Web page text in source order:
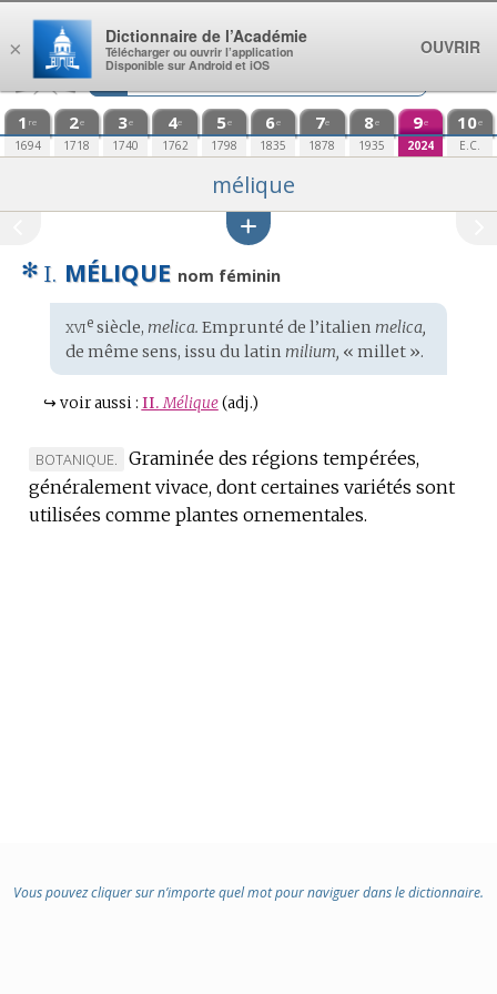
Aller au contenu
1 re
1694
2e
1718
3e
1740
4e
1762
5e
1798
6e
1835
7e
1878
8e
1935
9e
2024
10e
E.C.
mélique
✻ I. MÉLIQUE nom féminin
Étymologie
:
xviesiècle, melica. Emprunté de l’italien melica,
de même sens, issu du latin milium, « millet ».
↪ voir aussi : II.Mélique (adj.)
MARQUE
DE
DOMAINE
BOTANIQUE.
Graminée des régions tempérées,
généralement vivace, dont certaines variétés sont
utilisées comme plantes ornementales.
Vous pouvez cliquer sur n’importe quel mot pour naviguer dans le dictionnaire.
×
Dictionnaire de l’Académie
Télécharger ou ouvrir l’application
Disponible sur Android et iOS
OUVRIR